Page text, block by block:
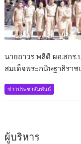
นายถาวร พลีดี ผอ.สกร.
สมเด็จพระกนิษฐาธิราช
ข่าวประชาสัมพันธ์
ผู้บริหาร